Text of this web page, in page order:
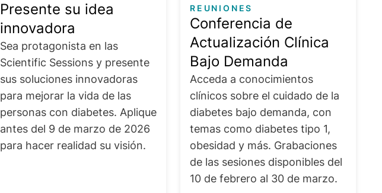
Presente su idea
innovadora
Sea protagonista en las
Scientific Sessions y presente
sus soluciones innovadoras
para mejorar la vida de las
personas con diabetes. Aplique
antes del 9 de marzo de 2026
para hacer realidad su visión.
REUNIONES
Conferencia de
Actualización Clínica
Bajo Demanda
Acceda a conocimientos
clínicos sobre el cuidado de la
diabetes bajo demanda, con
temas como diabetes tipo 1,
obesidad y más. Grabaciones
de las sesiones disponibles del
10 de febrero al 30 de marzo.